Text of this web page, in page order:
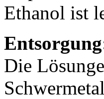
Ethanol ist
Die